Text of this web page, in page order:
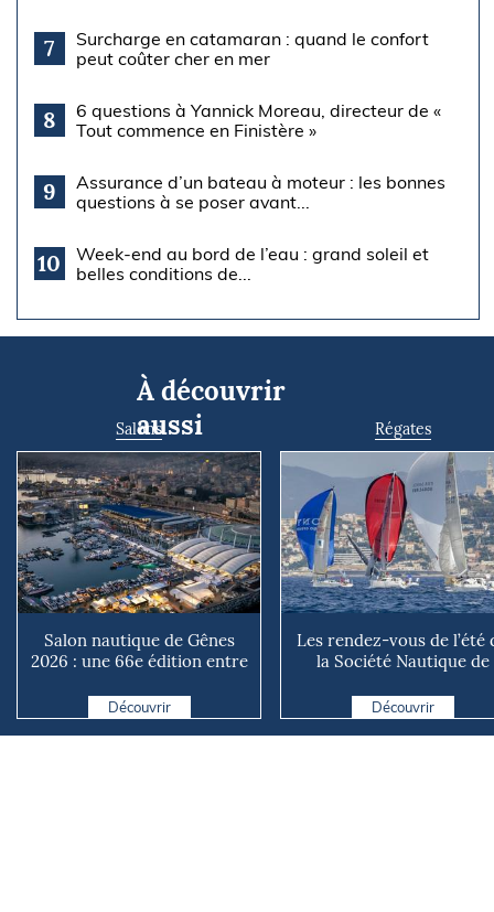
7
Surcharge en catamaran : quand le confort
peut coûter cher en mer
8
6 questions à Yannick Moreau, directeur de «
Tout commence en Finistère »
9
Assurance d’un bateau à moteur : les bonnes
questions à se poser avant...
10
Week-end au bord de l’eau : grand soleil et
belles conditions de...
À découvrir
aussi
Salons
Salon nautique de Gênes
2026 : une 66e édition entre
Découvrir
Régates
Les rendez-vous de l’été
la Société Nautique de
Découvrir